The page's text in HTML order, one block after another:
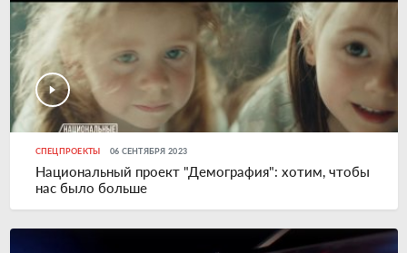
СПЕЦПРОЕКТЫ 06 СЕНТЯБРЯ 2023
Национальный проект "Демография": хотим, чтобы
нас было больше